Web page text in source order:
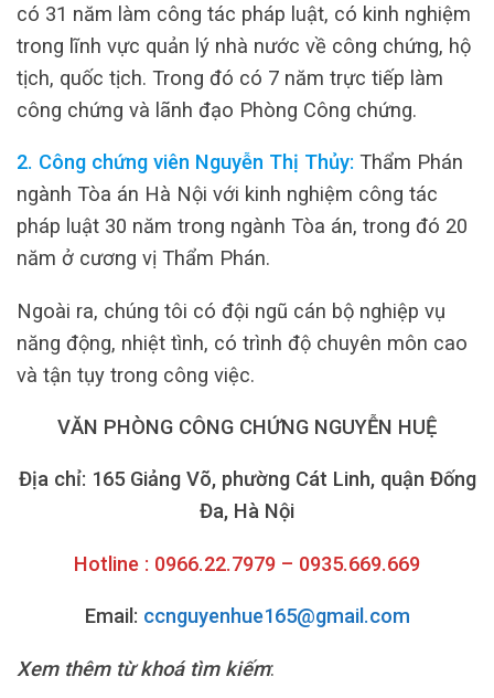
có 31 năm làm công tác pháp luật, có kinh nghiệm
trong lĩnh vực quản lý nhà nước về công chứng, hộ
tịch, quốc tịch. Trong đó có 7 năm trực tiếp làm
công chứng và lãnh đạo Phòng Công chứng.
2. Công chứng viên Nguyễn Thị Thủy: Thẩm Phán
ngành Tòa án Hà Nội với kinh nghiệm công tác
pháp luật 30 năm trong ngành Tòa án, trong đó 20
năm ở cương vị Thẩm Phán.
Ngoài ra, chúng tôi có đội ngũ cán bộ nghiệp vụ
năng động, nhiệt tình, có trình độ chuyên môn cao
và tận tụy trong công việc.
VĂN PHÒNG CÔNG CHỨNG NGUYỄN HUỆ
Địa chỉ: 165 Giảng Võ, phường Cát Linh, quận Đống
Đa, Hà Nội
Hotline : 0966.22.7979 – 0935.669.669
Email: ccnguyenhue165@gmail.com
Xem thêm từ khoá tìm kiếm: